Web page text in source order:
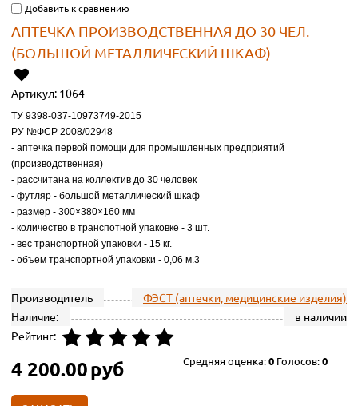
Добавить к сравнению
АПТЕЧКА ПРОИЗВОДСТВЕННАЯ ДО 30 ЧЕЛ.
(БОЛЬШОЙ МЕТАЛЛИЧЕСКИЙ ШКАФ)
Артикул: 1064
ТУ 9398-037-10973749-2015
РУ №ФСР 2008/02948
- аптечка первой помощи для промышленных предприятий
(производственная)
- рассчитана на коллектив до 30 человек
- футляр - большой металлический шкаф
- размер - 300×380×160 мм
- количество в транспотной упаковке - 3 шт.
- вес транспортной упаковки - 15 кг.
- объем транспортной упаковки - 0,06 м.3
Производитель
ФЭСТ (аптечки, медицинские изделия)
Наличие:
в наличии
Рейтинг:
Средняя оценка:0 Голосов:0
4 200.00руб